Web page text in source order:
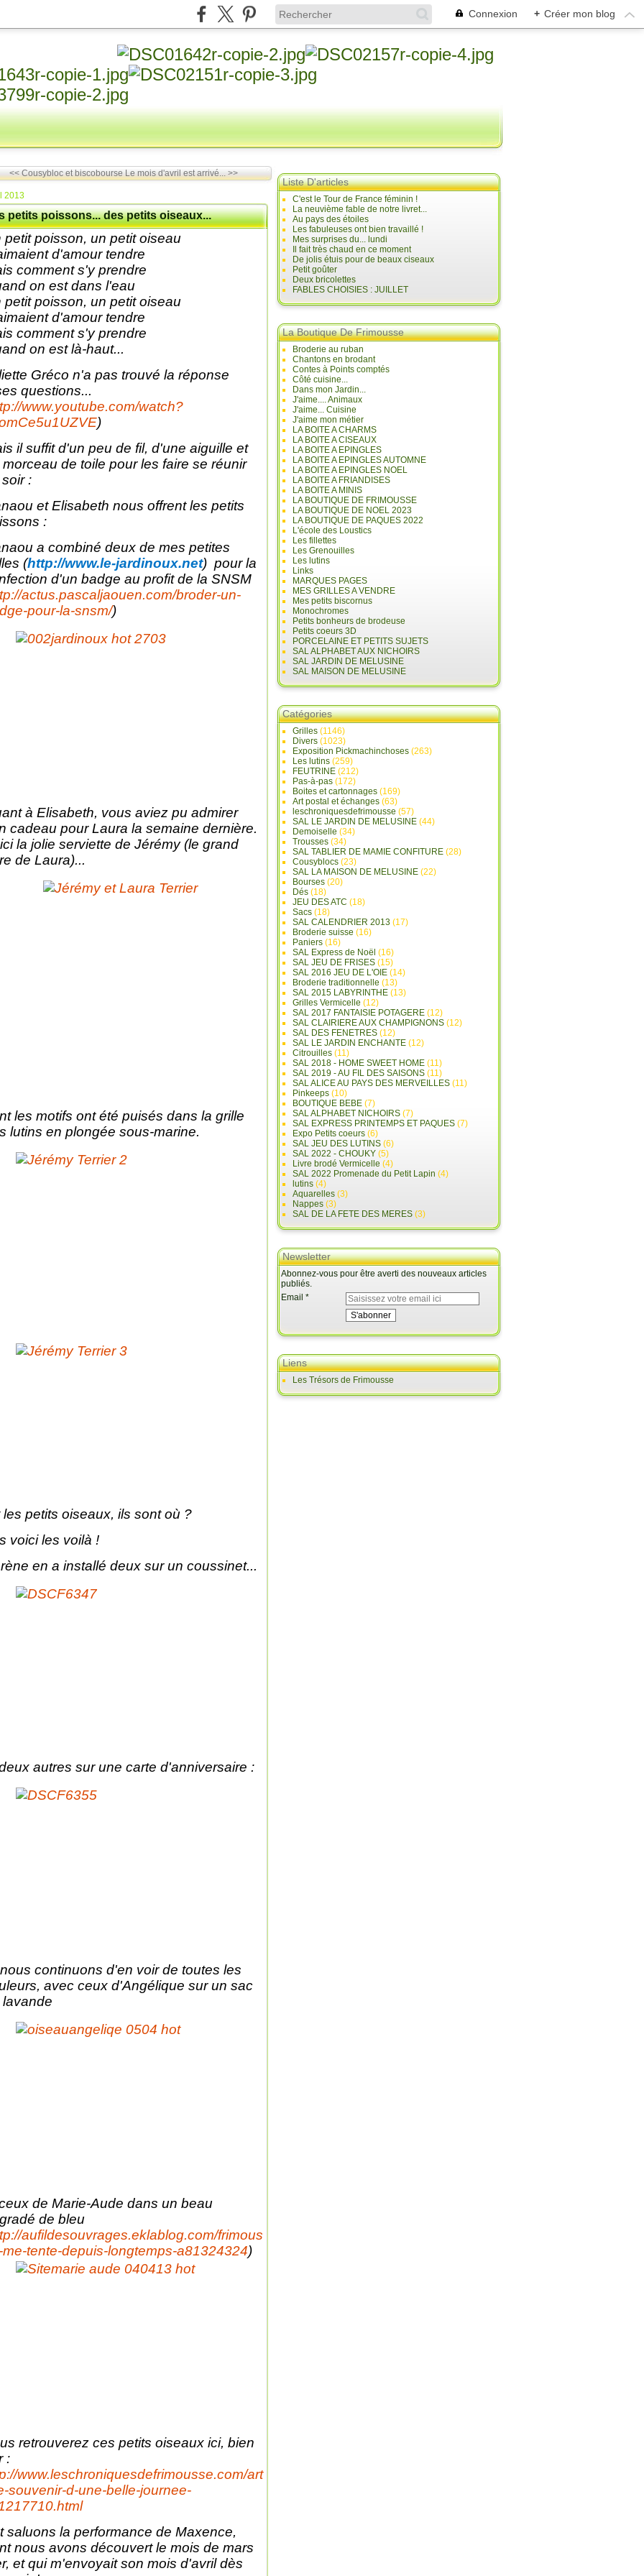
Connexion + Créer mon blog
<< Cousybloc et biscobourse Le mois d'avril est arrivé... >>
2013
petits poissons... des petits oiseaux...
petit poisson, un petit oiseau
d'amour tendre
comment s'y prendre
on est dans l'eau
petit poisson, un petit oiseau
d'amour tendre
comment s'y prendre
on est là-haut...
Gréco n'a pas trouvé la réponse
questions...
www.youtube.com/watch?
)
il suffit d'un peu de fil, d'une aiguille et
de toile pour les faire se réunir
:
et Elisabeth nous offrent les petits
:
a combiné deux de mes petites
(http://www.le-jardinoux.net) pour la
d'un badge au profit de la SNSM
actus.pascaljaouen.com/broder-un-
pour-la-snsm/)
à Elisabeth, vous aviez pu admirer
cadeau pour Laura la semaine dernière.
la jolie serviette de Jérémy (le grand
de Laura)...
les motifs ont été puisés dans la grille
lutins en plongée sous-marine.
petits oiseaux, ils sont où ?
voici les voilà !
en a installé deux sur un coussinet...
autres sur une carte d'anniversaire :
continuons d'en voir de toutes les
avec ceux d'Angélique sur un sac
lavande
de Marie-Aude dans un beau
de bleu
aufildesouvrages.eklablog.com/frimous
me-tente-depuis-longtemps-a81324324)
retrouverez ces petits oiseaux ici, bien
:
www.leschroniquesdefrimousse.com/art
souvenir-d-une-belle-journee-
la performance de Maxence,
nous avons découvert le mois de mars
et qui m'envoyait son mois d'avril dès
Liste D'articles
C'est le Tour de France féminin !
La neuvième fable de notre livret...
Au pays des étoiles
Les fabuleuses ont bien travaillé !
Mes surprises du... lundi
Il fait très chaud en ce moment
De jolis étuis pour de beaux ciseaux
Petit goûter
Deux bricolettes
FABLES CHOISIES : JUILLET
La Boutique De Frimousse
Broderie au ruban
Chantons en brodant
Contes à Points comptés
Côté cuisine...
Dans mon Jardin...
J'aime.... Animaux
J'aime... Cuisine
J'aime mon métier
LA BOITE A CHARMS
LA BOITE A CISEAUX
LA BOITE A EPINGLES
LA BOITE A EPINGLES AUTOMNE
LA BOITE A EPINGLES NOEL
LA BOITE A FRIANDISES
LA BOITE A MINIS
LA BOUTIQUE DE FRIMOUSSE
LA BOUTIQUE DE NOEL 2023
LA BOUTIQUE DE PAQUES 2022
L'école des Loustics
Les fillettes
Les Grenouilles
Les lutins
Links
MARQUES PAGES
MES GRILLES A VENDRE
Mes petits biscornus
Monochromes
Petits bonheurs de brodeuse
Petits coeurs 3D
PORCELAINE ET PETITS SUJETS
SAL ALPHABET AUX NICHOIRS
SAL JARDIN DE MELUSINE
SAL MAISON DE MELUSINE
Catégories
Grilles (1146)
Divers (1023)
Exposition Pickmachinchoses (263)
Les lutins (259)
FEUTRINE (212)
Pas-à-pas (172)
Boites et cartonnages (169)
Art postal et échanges (63)
leschroniquesdefrimousse (57)
SAL LE JARDIN DE MELUSINE (44)
Demoiselle (34)
Trousses (34)
SAL TABLIER DE MAMIE CONFITURE (28)
Cousyblocs (23)
SAL LA MAISON DE MELUSINE (22)
Bourses (20)
Dés (18)
JEU DES ATC (18)
Sacs (18)
SAL CALENDRIER 2013 (17)
Broderie suisse (16)
Paniers (16)
SAL Express de Noël (16)
SAL JEU DE FRISES (15)
SAL 2016 JEU DE L'OIE (14)
Broderie traditionnelle (13)
SAL 2015 LABYRINTHE (13)
Grilles Vermicelle (12)
SAL 2017 FANTAISIE POTAGERE (12)
SAL CLAIRIERE AUX CHAMPIGNONS (12)
SAL DES FENETRES (12)
SAL LE JARDIN ENCHANTE (12)
Citrouilles (11)
SAL 2018 - HOME SWEET HOME (11)
SAL 2019 - AU FIL DES SAISONS (11)
SAL ALICE AU PAYS DES MERVEILLES (11)
Pinkeeps (10)
BOUTIQUE BEBE (7)
SAL ALPHABET NICHOIRS (7)
SAL EXPRESS PRINTEMPS ET PAQUES (7)
Expo Petits coeurs (6)
SAL JEU DES LUTINS (6)
SAL 2022 - CHOUKY (5)
Livre brodé Vermicelle (4)
SAL 2022 Promenade du Petit Lapin (4)
lutins (4)
Aquarelles (3)
Nappes (3)
SAL DE LA FETE DES MERES (3)
Newsletter
Abonnez-vous pour être averti des nouveaux articles
publiés.
Email
Liens
Les Trésors de Frimousse